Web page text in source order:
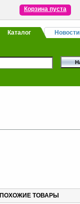
Корзина пуста
Каталог Новости
ПОХОЖИЕ ТОВАРЫ